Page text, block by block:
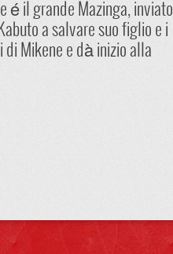
é il grande Mazinga, inviato
a salvare suo figlio e i
di Mikene e dà inizio alla